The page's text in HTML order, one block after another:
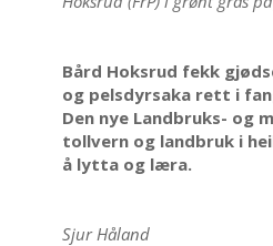
Bård Hoksrud fekk
og pelsdyrsaka rett i
Den nye Landbruks- og
tollvern og landbruk i
å lytta og læra.
Sjur Håland